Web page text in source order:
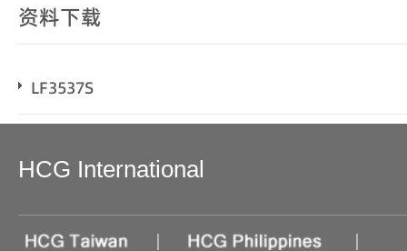
资料下载
LF3537S
HCG International
| |